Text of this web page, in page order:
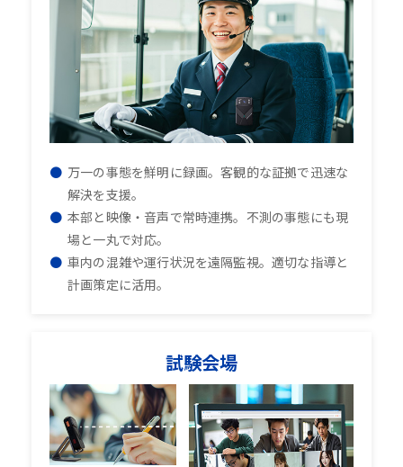
万一の事態を鮮明に録画。客観的な証拠で迅速な
解決を支援。
本部と映像・音声で常時連携。不測の事態にも現
場と一丸で対応。
車内の混雑や運行状況を遠隔監視。適切な指導と
計画策定に活用。
試験会場